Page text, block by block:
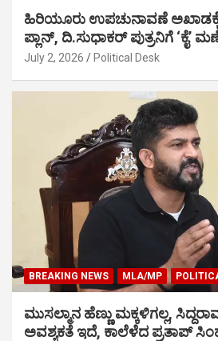
ಹಿರಿಯೂರು ಉಪಚುನಾವಣೆ ಅಖಾಡಕ್ಕೆ
ಪ್ಲಾನ್, ದಿ.ಸುಧಾಕರ್ ಪುತ್ರನಿಗೆ ‘ಕೈ’
July 2, 2026 Political Desk
BREAKING NEWS MLA/MP
ಮುಸಲ್ಮಾನ ಹೆಣ್ಣು ಮಕ್ಕಳಿಗಲ್ಲ,
ಅವಶ್ಯಕತೆ ಇದೆ, ಕಾಲೆಳೆದ ಪ್ರತಾಪ್